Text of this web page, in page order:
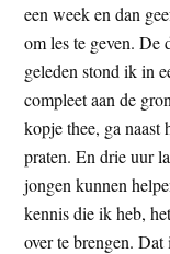
een week en dan
om les te geven. De
geleden stond ik in
compleet aan de
kopje thee, ga
praten. En drie uur
jongen kunnen
kennis die ik heb,
over te brengen.